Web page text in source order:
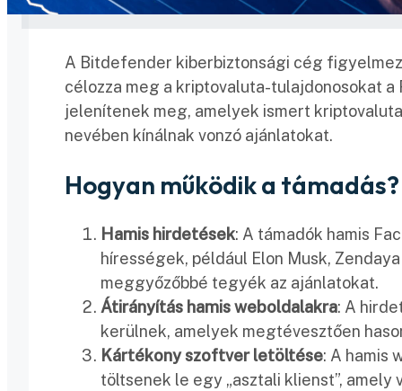
A Bitdefender kiberbiztonsági cég
célozza meg a kriptovaluta-tulajdonosokat
jelenítenek meg, amelyek ismert
nevében kínálnak vonzó ajánlatokat.
Hogyan működik a támadás?
Hamis hirdetések: A támadók hamis
hírességek, például Elon Musk,
meggyőzőbbé tegyék az ajánlatokat.
Átirányítás hamis weboldalakra: A
kerülnek, amelyek megtévesztően
Kártékony szoftver letöltése: A hamis
töltsenek le egy „asztali klienst”,